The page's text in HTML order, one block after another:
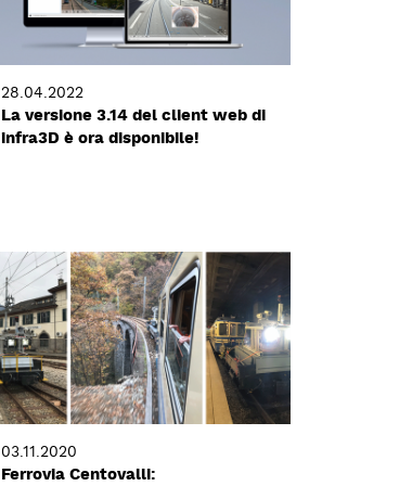
28.04.2022
La versione 3.14 del client web di
infra3D è ora disponibile!
03.11.2020
Ferrovia Centovalli: